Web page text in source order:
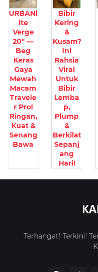
URBANl
ite
Verge
20" —
Beg
Keras
Gaya
Mewah
Macam
Travele
r Pro!
Ringan,
Kuat &
Senang
Bawa
Bibir
Kering
&
Kusam?
Ini
Rahsia
Viral
Untuk
Bibir
Lemba
p,
Plump
&
Berkilat
Sepanj
ang
Hari!
Terhangat! Terkini!